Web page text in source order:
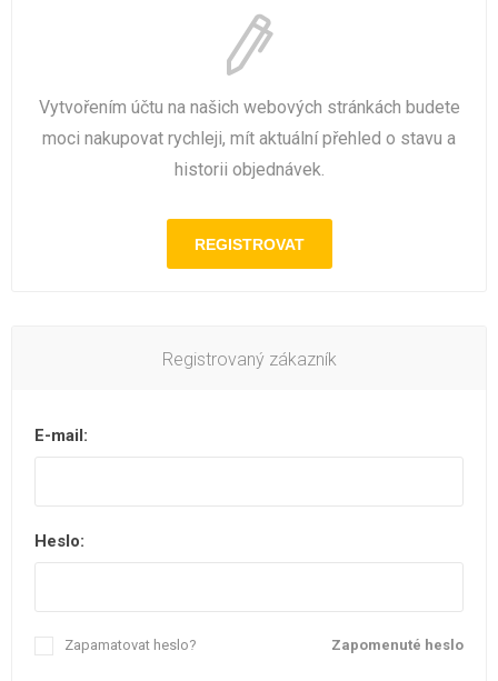
Vytvořením účtu na našich webových stránkách budete
moci nakupovat rychleji, mít aktuální přehled o stavu a
historii objednávek.
Registrovaný zákazník
E-mail:
Heslo:
Zapomenuté heslo
Zapamatovat heslo?